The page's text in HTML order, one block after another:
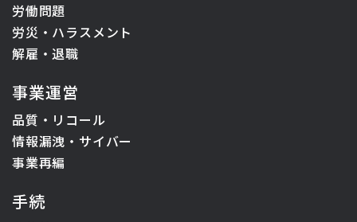
労働問題
労災・ハラスメント
解雇・退職
事業運営
品質・リコール
情報漏洩・サイバー
事業再編
手続